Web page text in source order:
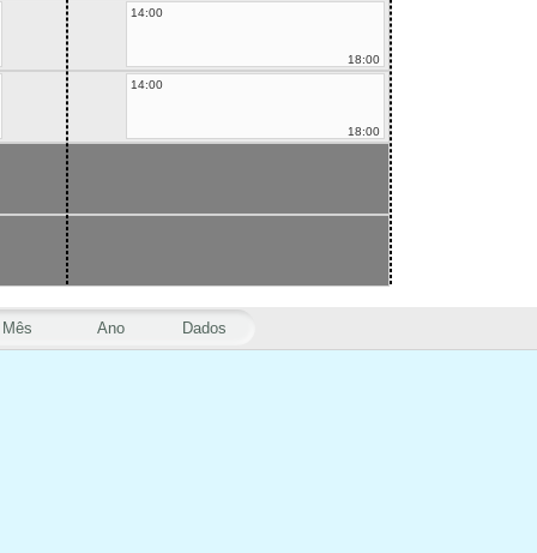
Mês Ano Dados
14:00
18:00
14:00
18:00